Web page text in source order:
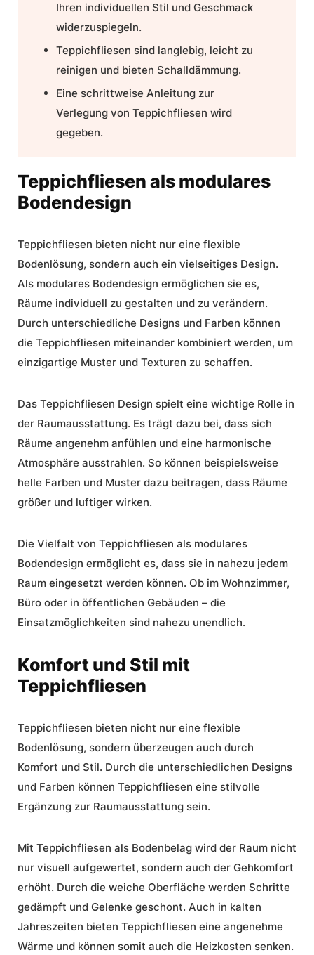
Ihren individuellen Stil und Geschmack
widerzuspiegeln.
Teppichfliesen sind langlebig, leicht zu
reinigen und bieten Schalldämmung.
Eine schrittweise Anleitung zur
Verlegung von Teppichfliesen wird
gegeben.
Teppichfliesen als modulares
Bodendesign
Teppichfliesen bieten nicht nur eine flexible
Bodenlösung, sondern auch ein vielseitiges Design.
Als modulares Bodendesign ermöglichen sie es,
Räume individuell zu gestalten und zu verändern.
Durch unterschiedliche Designs und Farben können
die Teppichfliesen miteinander kombiniert werden, um
einzigartige Muster und Texturen zu schaffen.
Das Teppichfliesen Design spielt eine wichtige Rolle in
der Raumausstattung. Es trägt dazu bei, dass sich
Räume angenehm anfühlen und eine harmonische
Atmosphäre ausstrahlen. So können beispielsweise
helle Farben und Muster dazu beitragen, dass Räume
größer und luftiger wirken.
Die Vielfalt von Teppichfliesen als modulares
Bodendesign ermöglicht es, dass sie in nahezu jedem
Raum eingesetzt werden können. Ob im Wohnzimmer,
Büro oder in öffentlichen Gebäuden – die
Einsatzmöglichkeiten sind nahezu unendlich.
Komfort und Stil mit
Teppichfliesen
Teppichfliesen bieten nicht nur eine flexible
Bodenlösung, sondern überzeugen auch durch
Komfort und Stil. Durch die unterschiedlichen Designs
und Farben können Teppichfliesen eine stilvolle
Ergänzung zur Raumausstattung sein.
Mit Teppichfliesen als Bodenbelag wird der Raum nicht
nur visuell aufgewertet, sondern auch der Gehkomfort
erhöht. Durch die weiche Oberfläche werden Schritte
gedämpft und Gelenke geschont. Auch in kalten
Jahreszeiten bieten Teppichfliesen eine angenehme
Wärme und können somit auch die Heizkosten senken.